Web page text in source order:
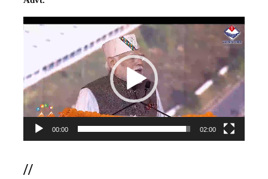
Video
00:00 02:00
//